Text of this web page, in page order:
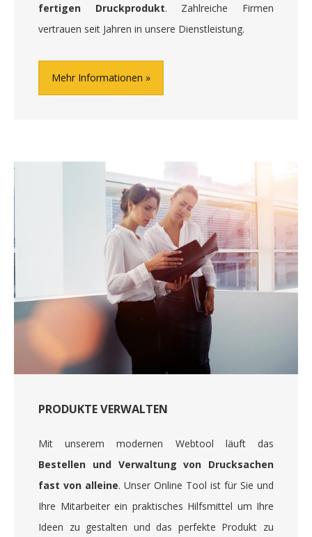
fertigen Druckprodukt. Zahlreiche Firmen
vertrauen seit Jahren in unsere Dienstleistung.
Mehr Informationen
PRODUKTE VERWALTEN
Mit unserem modernen Webtool läuft das
Bestellen und Verwaltung von Drucksachen
fast von alleine. Unser Online Tool ist für Sie und
Ihre Mitarbeiter ein praktisches Hilfsmittel um Ihre
Ideen zu gestalten und das perfekte Produkt zu